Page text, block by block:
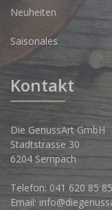
Neuheiten
Saisonales
Kontakt
Die GenussArt GmbH
Stadtstrasse 30
6204 Sempach
Telefon: 041 620 85 85
Email: